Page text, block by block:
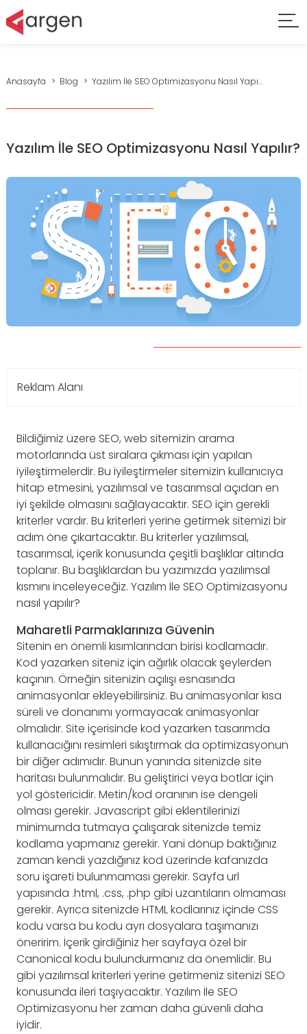
Anasayfa Blog Yazılım İle SEO Optimizasyonu Nasıl Yapı...
Yazılım İle SEO Optimizasyonu Nasıl Yapılır?
Reklam Alanı
Bildiğimiz üzere SEO, web sitemizin arama
motorlarında üst sıralara çıkması için yapılan
iyileştirmelerdir. Bu iyileştirmeler sitemizin kullanıcıya
hitap etmesini, yazılımsal ve tasarımsal açıdan en
iyi şekilde olmasını sağlayacaktır. SEO için gerekli
kriterler vardır. Bu kriterleri yerine getirmek sitemizi bir
adım öne çıkartacaktır. Bu kriterler yazılımsal,
tasarımsal, içerik konusunda çeşitli başlıklar altında
toplanır. Bu başlıklardan bu yazımızda yazılımsal
kısmını inceleyeceğiz. Yazılım İle SEO Optimizasyonu
nasıl yapılır?
Maharetli Parmaklarınıza Güvenin
Sitenin en önemli kısımlarından birisi kodlamadır.
Kod yazarken siteniz için ağırlık olacak şeylerden
kaçının. Örneğin sitenizin açılışı esnasında
animasyonlar ekleyebilirsiniz. Bu animasyonlar kısa
süreli ve donanımı yormayacak animasyonlar
olmalıdır. Site içerisinde kod yazarken tasarımda
kullanacığını resimleri sıkıştırmak da optimizasyonun
bir diğer adımıdır. Bunun yanında sitenizde site
haritası bulunmalıdır. Bu geliştirici veya botlar için
yol göstericidir. Metin/kod oranının ise dengeli
olması gerekir. Javascript gibi eklentilerinizi
minimumda tutmaya çalışarak sitenizde temiz
kodlama yapmanız gerekir. Yani dönüp baktığınız
zaman kendi yazdığınız kod üzerinde kafanızda
soru işareti bulunmaması gerekir. Sayfa url
yapısında .html, .css, .php gibi uzantıların olmaması
gerekir. Ayrıca sitenizde HTML kodlarınız içinde CSS
kodu varsa bu kodu ayrı dosyalara taşımanızı
öneririm. İçerik girdiğiniz her sayfaya özel bir
Canonical kodu bulundurmanız da önemlidir. Bu
gibi yazılımsal kriterleri yerine getirmeniz sitenizi SEO
konusunda ileri taşıyacaktır. Yazılım İle SEO
Optimizasyonu her zaman daha güvenli daha
iyidir.